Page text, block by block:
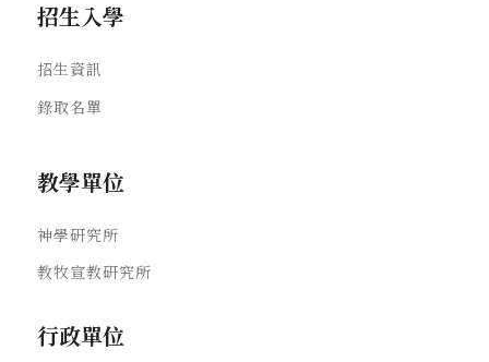
招生入學
招生資訊
錄取名單
教學單位
神學研究所
教牧宣教研究所
行政單位